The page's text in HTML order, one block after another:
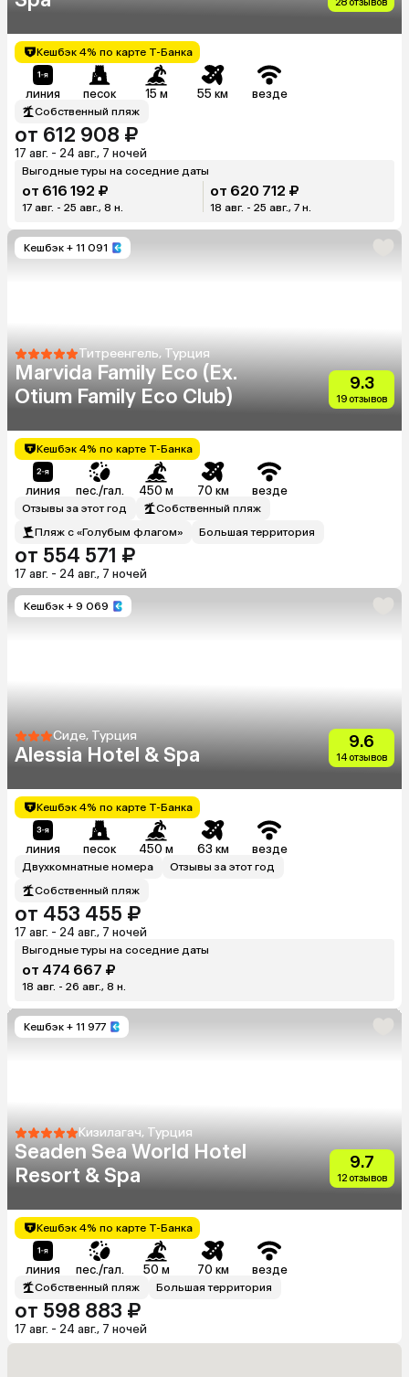
Кешбэк 4% по карте Т-Банка
линия песок 15 м 55 км везде
Собственный пляж
от 612 908 ₽
17 авг. - 24 авг., 7 ночей
Выгодные туры на соседние даты
от 616 192 ₽
17 авг. - 25 авг., 8 н.
от 620 712 ₽
18 авг. - 25 авг., 7 н.
Кешбэк + 11 091
Титреенгель, Турция
Marvida Family Eco (Ex.
Otium Family Eco Club)
9.3
19 отзывов
Кешбэк 4% по карте Т-Банка
линия пес./гал. 450 м 70 км везде
Отзывы за этот год
Собственный пляж
Пляж с «Голубым флагом»
Большая территория
от 554 571 ₽
17 авг. - 24 авг., 7 ночей
Кешбэк + 9 069
Сиде, Турция
Alessia Hotel & Spa
9.6
14 отзывов
Кешбэк 4% по карте Т-Банка
линия песок 450 м 63 км везде
Двухкомнатные номера
Отзывы за этот год
Собственный пляж
от 453 455 ₽
17 авг. - 24 авг., 7 ночей
Выгодные туры на соседние даты
от 474 667 ₽
18 авг. - 26 авг., 8 н.
Кешбэк + 11 977
Кизилагач, Турция
Seaden Sea World Hotel
Resort & Spa
9.7
12 отзывов
Кешбэк 4% по карте Т-Банка
линия пес./гал. 50 м 70 км везде
Собственный пляж Большая территория
от 598 883 ₽
17 авг. - 24 авг., 7 ночей